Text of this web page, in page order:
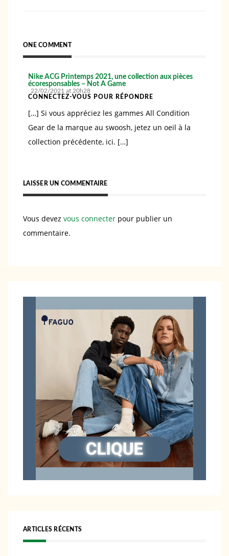
ONE COMMENT
Nike ACG Printemps 2021, une collection aux pièces
écoresponsables – Not A Game
22/02/2021 at 20h28
CONNECTEZ-VOUS POUR RÉPONDRE
[…] Si vous appréciez les gammes All Condition
Gear de la marque au swoosh, jetez un oeil à la
collection précédente, ici. […]
LAISSER UN COMMENTAIRE
Vous devez vous connecter pour publier un
commentaire.
ARTICLES RÉCENTS